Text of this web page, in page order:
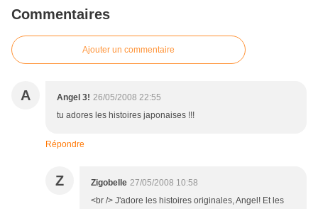
Commentaires
Ajouter un commentaire
A Angel 3! 26/05/2008 22:55
tu adores les histoires japonaises !!!
Répondre
Z Zigobelle 27/05/2008 10:58
<br /> J'adore les histoires originales, Angel! Et les